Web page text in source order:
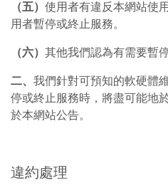
（五） 使用者有違反本網站使
用者暫停或終止服務。
（六） 其他我們認為有需要暫
二、 我們針對可預知的軟硬體
停或終止服務時，將盡可能地
於本網站公告。
違約處理